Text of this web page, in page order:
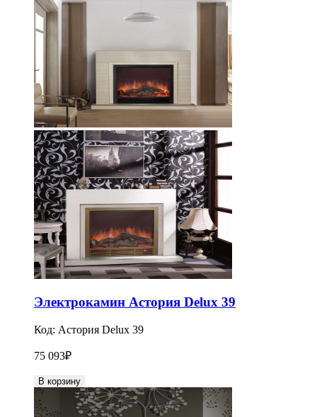
Электрокамин Астория Delux 39
Код: Астория Delux 39
75 093₽
В корзину